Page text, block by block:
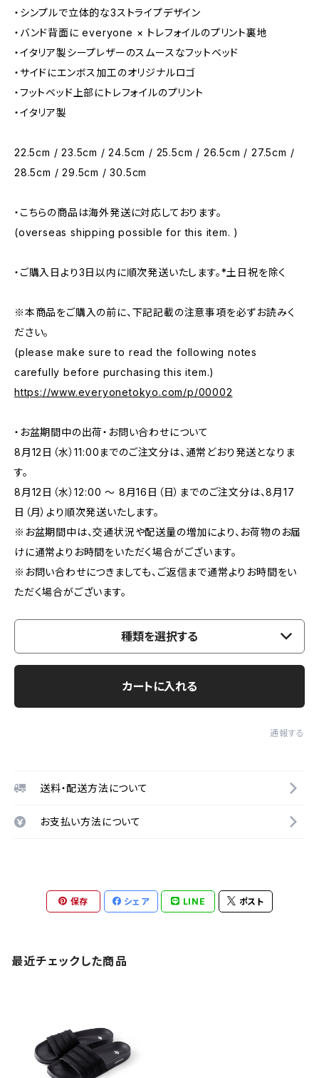
・シンプルで立体的な3ストライプデザイン
・バンド背面に everyone × トレフォイルのプリント裏地
・イタリア製シープレザーのスムースなフットベッド
・サイドにエンボス加工のオリジナルロゴ
・フットベッド上部にトレフォイルのプリント
・イタリア製
22.5cm / 23.5cm / 24.5cm / 25.5cm / 26.5cm / 27.5cm /
28.5cm / 29.5cm / 30.5cm
・こちらの商品は海外発送に対応しております。
(overseas shipping possible for this item. )
・ご購入日より3日以内に順次発送いたします。*土日祝を除く
※本商品をご購入の前に、下記記載の注意事項を必ずお読みく
ださい。
(please make sure to read the following notes
carefully before purchasing this item.)
https://www.everyonetokyo.com/p/00002
・お盆期間中の出荷・お問い合わせについて
8月12日（水）11:00までのご注文分は、通常どおり発送となりま
す。
8月12日（水）12:00 ～ 8月16日（日）までのご注文分は、8月17
日（月）より順次発送いたします。
※お盆期間中は、交通状況や配送量の増加により、お荷物のお届
けに通常よりお時間をいただく場合がございます。
※お問い合わせにつきましても、ご返信まで通常よりお時間をい
ただく場合がございます。
種類を選択する
カートに入れる
通報する
送料・配送方法について
お支払い方法について
保存 シェア LINE ポスト
最近チェックした商品